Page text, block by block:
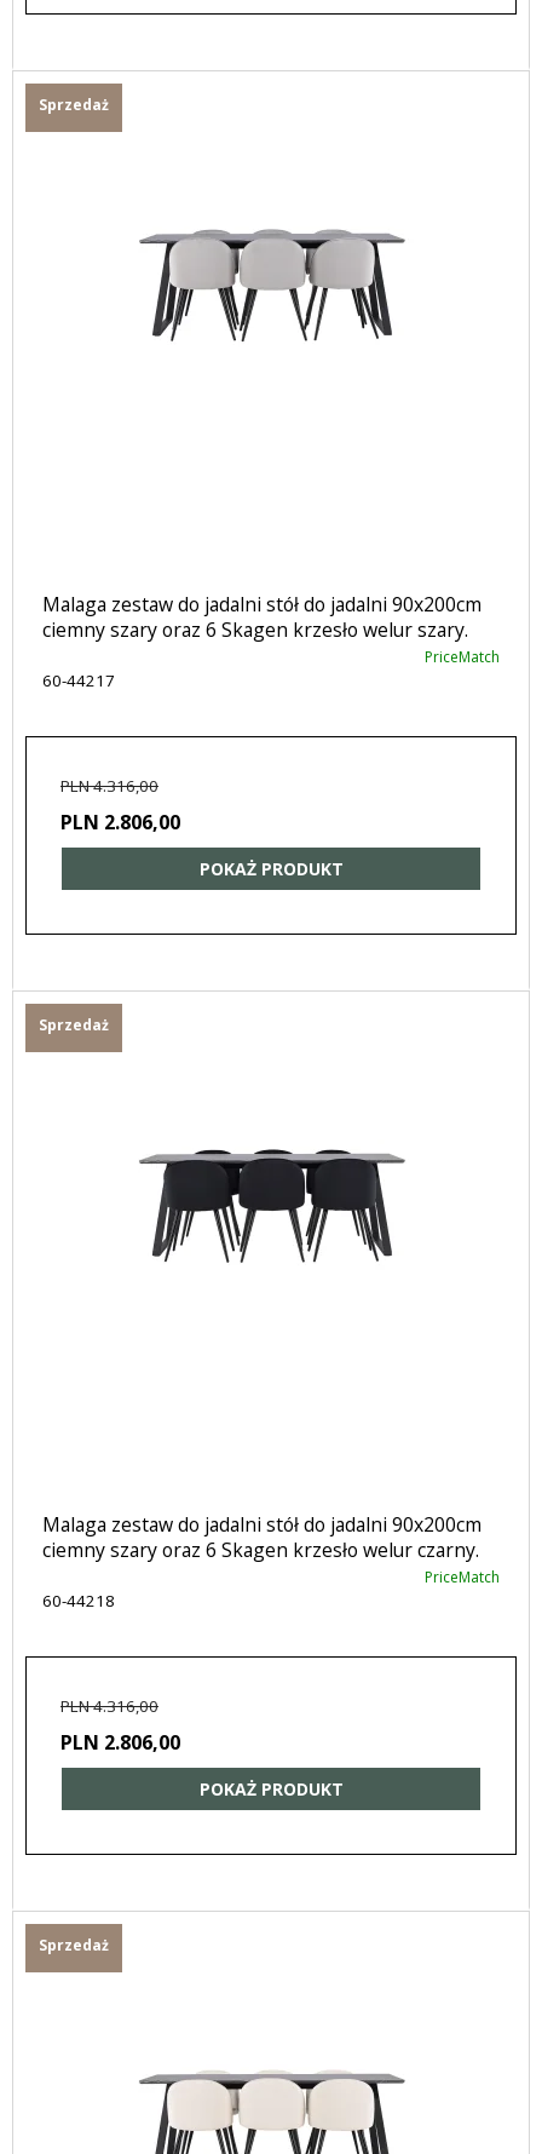
Sprzedaż
Malaga zestaw do jadalni stół do jadalni 90x200cm
ciemny szary oraz 6 Skagen krzesło welur szary.
PriceMatch
60-44217
PLN 4.316,00
PLN 2.806,00
POKAŻ PRODUKT
Sprzedaż
Malaga zestaw do jadalni stół do jadalni 90x200cm
ciemny szary oraz 6 Skagen krzesło welur czarny.
PriceMatch
60-44218
PLN 4.316,00
PLN 2.806,00
POKAŻ PRODUKT
Sprzedaż